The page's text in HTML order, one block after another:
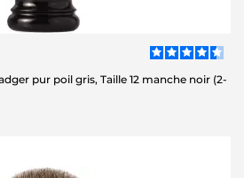
pur poil gris, Taille 12 manche noir (2-